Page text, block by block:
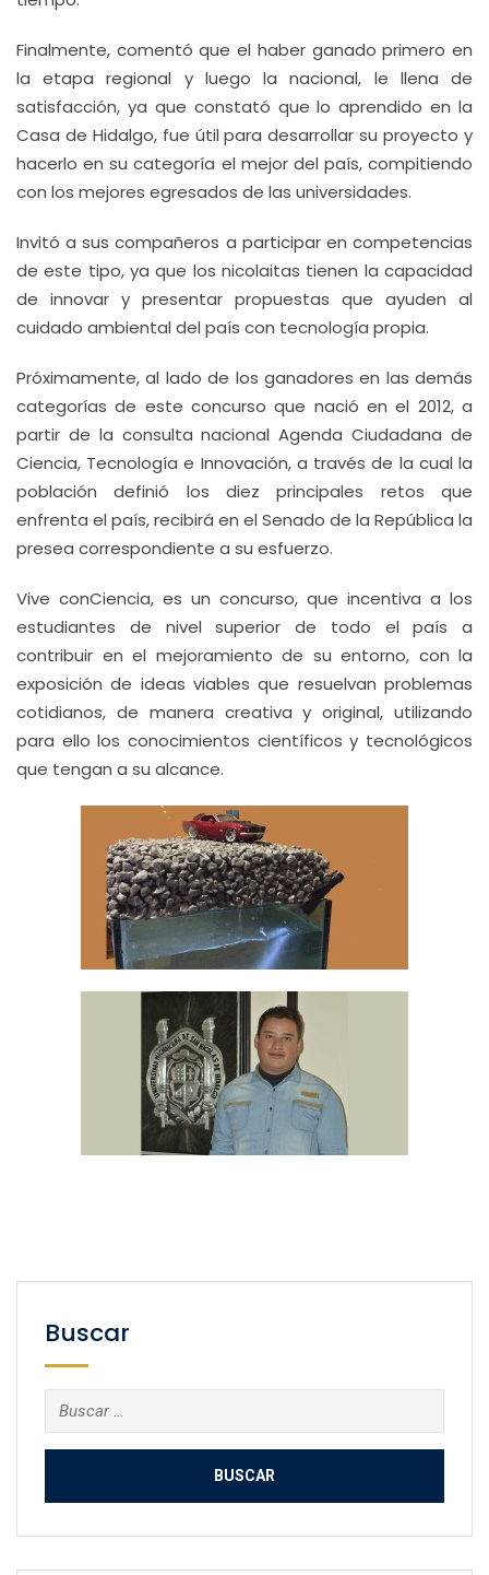
Finalmente, comentó que el haber ganado primero en
la etapa regional y luego la nacional, le llena de
satisfacción, ya que constató que lo aprendido en la
Casa de Hidalgo, fue útil para desarrollar su proyecto y
hacerlo en su categoría el mejor del país, compitiendo
con los mejores egresados de las universidades.
Invitó a sus compañeros a participar en competencias
de este tipo, ya que los nicolaitas tienen la capacidad
de innovar y presentar propuestas que ayuden al
cuidado ambiental del país con tecnología propia.
Próximamente, al lado de los ganadores en las demás
categorías de este concurso que nació en el 2012, a
partir de la consulta nacional Agenda Ciudadana de
Ciencia, Tecnología e Innovación, a través de la cual la
población definió los diez principales retos que
enfrenta el país, recibirá en el Senado de la República la
presea correspondiente a su esfuerzo.
Vive conCiencia, es un concurso, que incentiva a los
estudiantes de nivel superior de todo el país a
contribuir en el mejoramiento de su entorno, con la
exposición de ideas viables que resuelvan problemas
cotidianos, de manera creativa y original, utilizando
para ello los conocimientos científicos y tecnológicos
que tengan a su alcance.
Buscar
Buscar: